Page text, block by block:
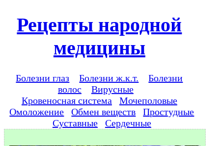
Рецепты народной
медицины
Болезни глаз Болезни ж.к.т.
Болезни
волос
Вирусные
Кровеносная система
Мочеполовые
Омоложение
Обмен веществ
Простудные
Суставные
Сердечные